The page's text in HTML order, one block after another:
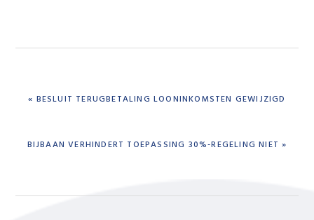
PREVIOUS
« BESLUIT TERUGBETALING LOONINKOMSTEN GEWIJZIGD
NEXT
BIJBAAN VERHINDERT TOEPASSING 30%-REGELING NIET »